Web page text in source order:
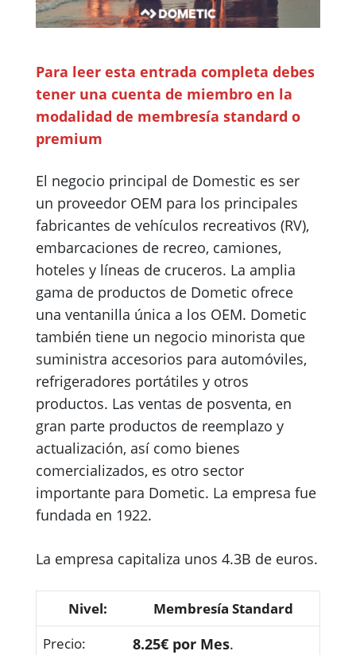
Para leer esta entrada completa debes
tener una cuenta de miembro en la
modalidad de membresía standard o
premium
El negocio principal de Domestic es ser
un proveedor OEM para los principales
fabricantes de vehículos recreativos (RV),
embarcaciones de recreo, camiones,
hoteles y líneas de cruceros. La amplia
gama de productos de Dometic ofrece
una ventanilla única a los OEM. Dometic
también tiene un negocio minorista que
suministra accesorios para automóviles,
refrigeradores portátiles y otros
productos. Las ventas de posventa, en
gran parte productos de reemplazo y
actualización, así como bienes
comercializados, es otro sector
importante para Dometic. La empresa fue
fundada en 1922.
La empresa capitaliza unos 4.3B de euros.
Membresía Standard
8.25€ por Mes.